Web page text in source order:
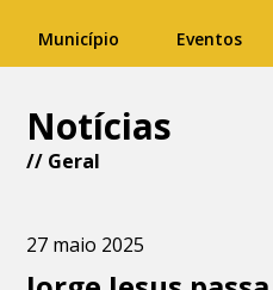
Município Eventos
Notícias
// Geral
27 maio 2025